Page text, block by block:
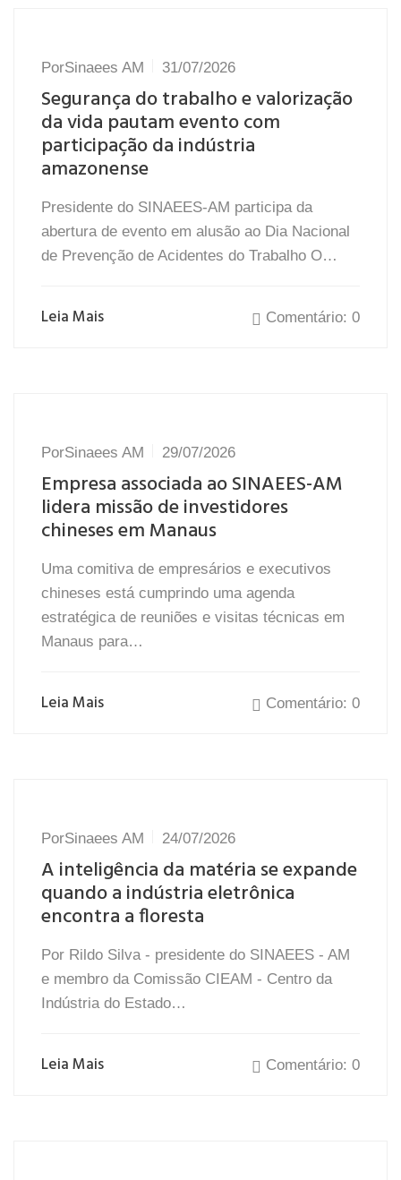
PorSinaees AM 31/07/2026
Segurança do trabalho e valorização
da vida pautam evento com
participação da indústria
amazonense
Presidente do SINAEES-AM participa da
abertura de evento em alusão ao Dia Nacional
de Prevenção de Acidentes do Trabalho O…
Leia Mais Comentário: 0
PorSinaees AM 29/07/2026
Empresa associada ao SINAEES-AM
lidera missão de investidores
chineses em Manaus
Uma comitiva de empresários e executivos
chineses está cumprindo uma agenda
estratégica de reuniões e visitas técnicas em
Manaus para…
Leia Mais Comentário: 0
PorSinaees AM 24/07/2026
A inteligência da matéria se expande
quando a indústria eletrônica
encontra a floresta
Por Rildo Silva - presidente do SINAEES - AM
e membro da Comissão CIEAM - Centro da
Indústria do Estado…
Leia Mais Comentário: 0